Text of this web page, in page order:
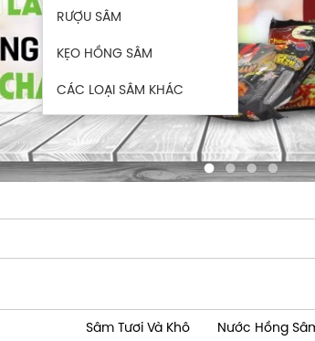
RƯỢU SÂM
KẸO HỒNG SÂM
CÁC LOẠI SÂM KHÁC
Sâm Tươi Và Khô Nước Hồng